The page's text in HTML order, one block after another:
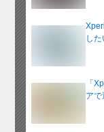
し
「
ア